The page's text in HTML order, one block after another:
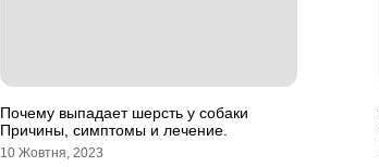
Почему выпадает шерсть у собаки
Причины, симптомы и лечение.
10 Жовтня, 2023